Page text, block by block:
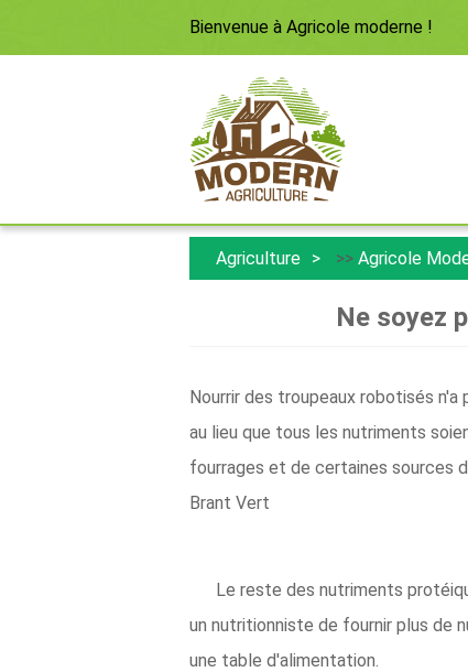
Bienvenue à Agricole moderne !
Agriculture >> Agricole
Ne soyez
Nourrir des troupeaux robotisés
au lieu que tous les nutriments
fourrages et de certaines sources
Brant Vert
Le reste des nutriments
un nutritionniste de fournir plus de
une table d'alimentation.